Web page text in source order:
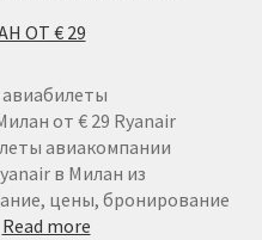
ОТ € 29
от € 29 Ryanair
авиакомпании
в Милан из
цены, бронирование
Read more: